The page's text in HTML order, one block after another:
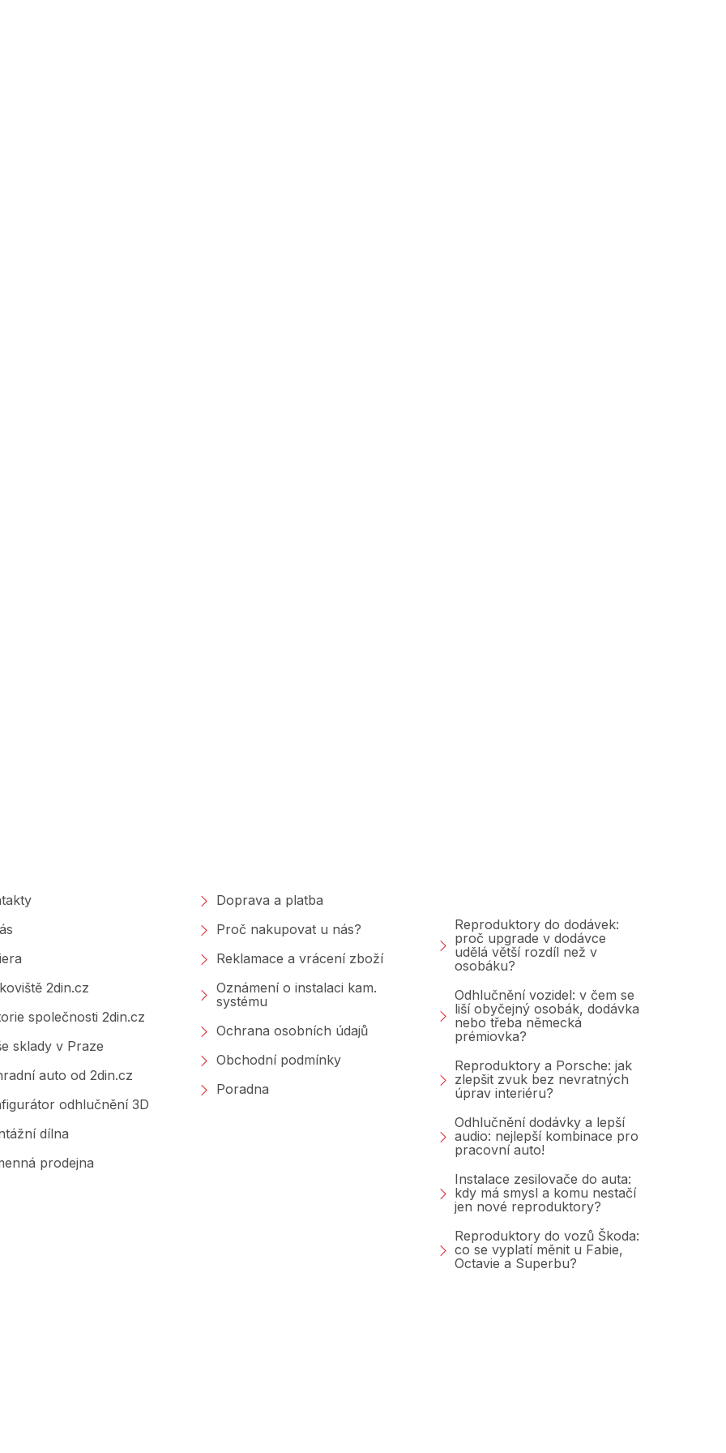
2din.cz
společnosti 2din.cz
sklady v Praze
auto od 2din.cz
odhlučnění 3D
dílna
prodejna
Doprava a platba
Proč nakupovat u nás?
Reklamace a vrácení zboží
Oznámení o instalaci kam.
systému
Ochrana osobních údajů
Obchodní podmínky
Poradna
Reproduktory do dodávek:
proč upgrade v dodávce
udělá větší rozdíl než v
osobáku?
Odhlučnění vozidel: v čem se
liší obyčejný osobák, dodávka
nebo třeba německá
prémiovka?
Reproduktory a Porsche: jak
zlepšit zvuk bez nevratných
úprav interiéru?
Odhlučnění dodávky a lepší
audio: nejlepší kombinace pro
pracovní auto!
Instalace zesilovače do auta:
kdy má smysl a komu nestačí
jen nové reproduktory?
Reproduktory do vozů Škoda:
co se vyplatí měnit u Fabie,
Octavie a Superbu?